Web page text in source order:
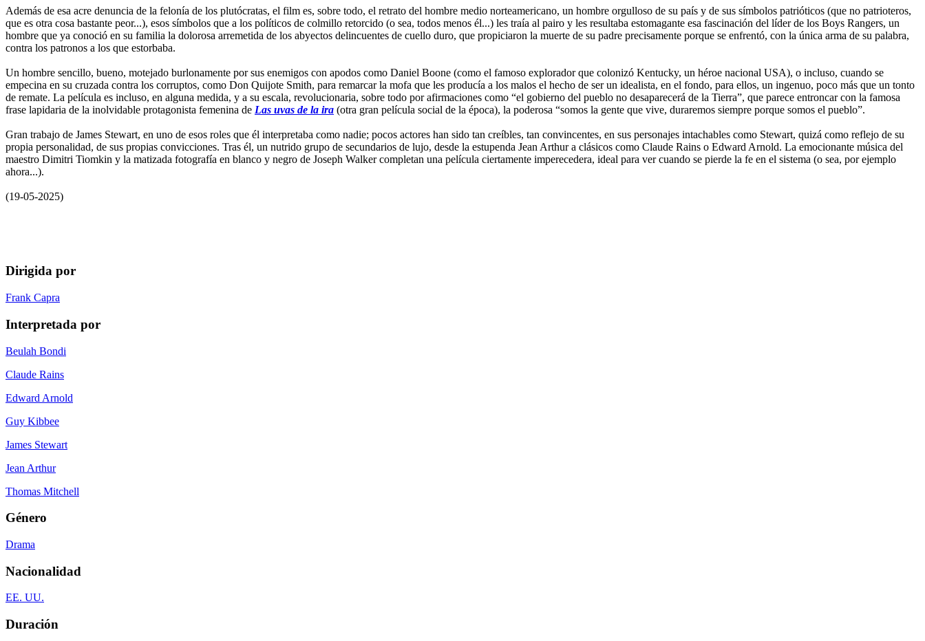
Además de esa acre denuncia de la felonía de los plutócratas, el film es, sobre todo, el retrato del hombre medio norteamericano, un hombre orgulloso de su país y de sus símbolos patrióticos (que no patrioteros,
que es otra cosa bastante peor...), esos símbolos que a los políticos de colmillo retorcido (o sea, todos menos él...) les traía al pairo y les resultaba estomagante esa fascinación del líder de los Boys Rangers, un
hombre que ya conoció en su familia la dolorosa arremetida de los abyectos delincuentes de cuello duro, que propiciaron la muerte de su padre precisamente porque se enfrentó, con la única arma de su palabra,
contra los patronos a los que estorbaba.
Un hombre sencillo, bueno, motejado burlonamente por sus enemigos con apodos como Daniel Boone (como el famoso explorador que colonizó Kentucky, un héroe nacional USA), o incluso, cuando se
empecina en su cruzada contra los corruptos, como Don Quijote Smith, para remarcar la mofa que les producía a los malos el hecho de ser un idealista, en el fondo, para ellos, un ingenuo, poco más que un tonto
de remate. La película es incluso, en alguna medida, y a su escala, revolucionaria, sobre todo por afirmaciones como “el gobierno del pueblo no desaparecerá de la Tierra”, que parece entroncar con la famosa
frase lapidaria de la inolvidable protagonista femenina de Las uvas de la ira (otra gran película social de la época), la poderosa “somos la gente que vive, duraremos siempre porque somos el pueblo”.
Gran trabajo de James Stewart, en uno de esos roles que él interpretaba como nadie; pocos actores han sido tan creíbles, tan convincentes, en sus personajes intachables como Stewart, quizá como reflejo de su
propia personalidad, de sus propias convicciones. Tras él, un nutrido grupo de secundarios de lujo, desde la estupenda Jean Arthur a clásicos como Claude Rains o Edward Arnold. La emocionante música del
maestro Dimitri Tiomkin y la matizada fotografía en blanco y negro de Joseph Walker completan una película ciertamente imperecedera, ideal para ver cuando se pierde la fe en el sistema (o sea, por ejemplo
ahora...).
(19-05-2025)
Dirigida por
Frank Capra
Interpretada por
Beulah Bondi
Claude Rains
Edward Arnold
Guy Kibbee
James Stewart
Jean Arthur
Thomas Mitchell
Género
Drama
Nacionalidad
EE. UU.
Duración